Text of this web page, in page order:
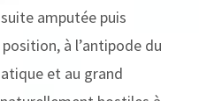
amputée puis
à l’antipode du
et au grand